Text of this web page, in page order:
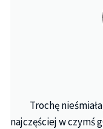
Trochę
najczęściej w czymś